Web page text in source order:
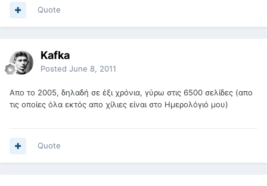
Quote
Kafka
Posted June 8, 2011
Απο το 2005, δηλαδή σε έξι χρόνια, γύρω στις 6500 σελίδες (απο
τις οποίες όλα εκτός απο χίλιες είναι στο Ημερολόγιό μου)
Quote